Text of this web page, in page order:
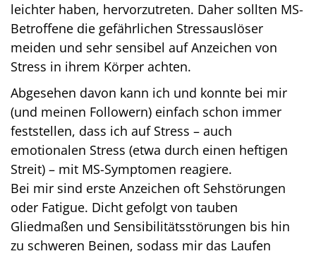
leichter haben, hervorzutreten. Daher sollten MS-
Betroffene die gefährlichen Stressauslöser
meiden und sehr sensibel auf Anzeichen von
Stress in ihrem Körper achten.
Abgesehen davon kann ich und konnte bei mir
(und meinen Followern) einfach schon immer
feststellen, dass ich auf Stress – auch
emotionalen Stress (etwa durch einen heftigen
Streit) – mit MS-Symptomen reagiere.
Bei mir sind erste Anzeichen oft Sehstörungen
oder Fatigue. Dicht gefolgt von tauben
Gliedmaßen und Sensibilitätsstörungen bis hin
zu schweren Beinen, sodass mir das Laufen